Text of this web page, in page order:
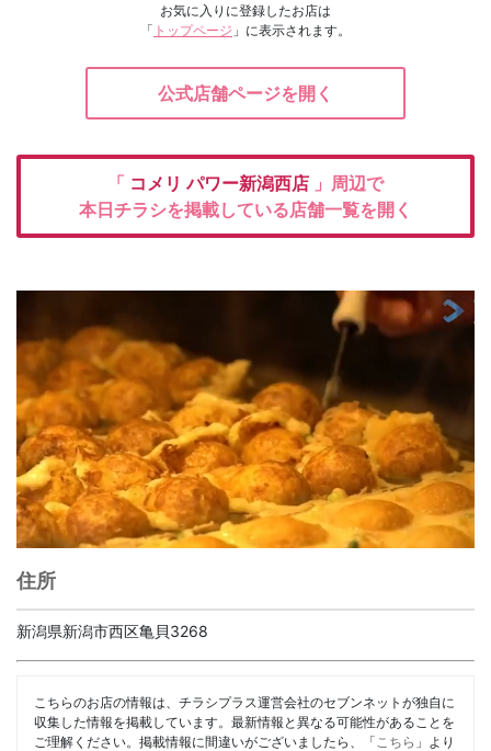
お気に入りに登録したお店は
「 トップページ 」に表示されます。
公式店舗ページを開く
「 コメリパワー新潟西店 」周辺で
本日チラシを掲載している店舗一覧を開く
住所
新潟県新潟市西区亀貝3268
こちらのお店の情報は、チラシプラス運営会社のセブンネットが独自に
収集した情報を掲載しています。最新情報と異なる可能性があることを
ご理解ください。掲載情報に間違いがございましたら、「 こちら 」より